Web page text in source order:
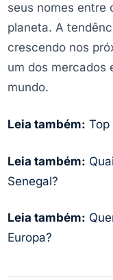
seus nomes entre
planeta. A
crescendo nos
um dos mercados
mundo.
Leia também: Top
Leia também:
Senegal?
Leia também:
Europa?